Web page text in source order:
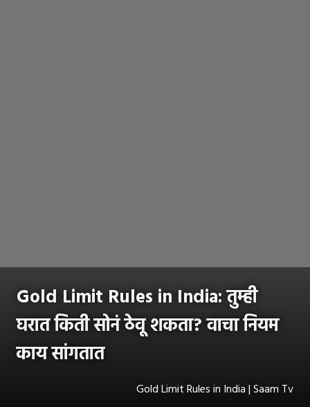
Gold Limit Rules in India: तुम्ही
घरात किती सोनं ठेवू शकता? वाचा नियम
काय सांगतात
Gold Limit Rules in India | Saam Tv